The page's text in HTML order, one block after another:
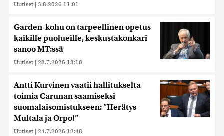
Uutiset | 3.8.2026 11:01
Garden-kohu on tarpeellinen opetus
kaikille puolueille, keskustakonkari
sanoo MT:ssä
Uutiset | 28.7.2026 13:18
Antti Kurvinen vaatii hallitukselta
toimia Carunan saamiseksi
suomalaisomistukseen: ”Herätys
Multala ja Orpo!”
Uutiset | 24.7.2026 12:48